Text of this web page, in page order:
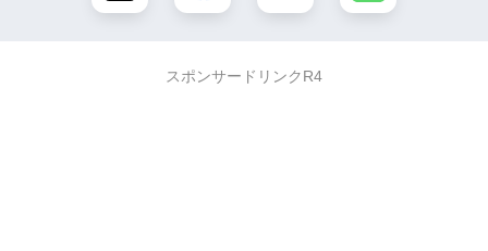
スポンサードリンクR4